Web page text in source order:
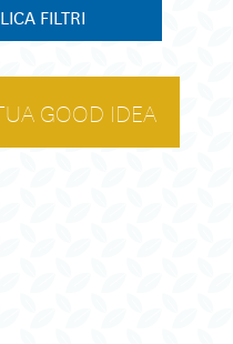
FILTRI
GOOD IDEA